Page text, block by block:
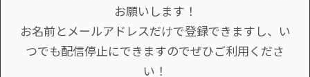
お願いします！
お名前とメールアドレスだけで登録できますし、い
つでも配信停止にできますのでぜひご利用くださ
い！